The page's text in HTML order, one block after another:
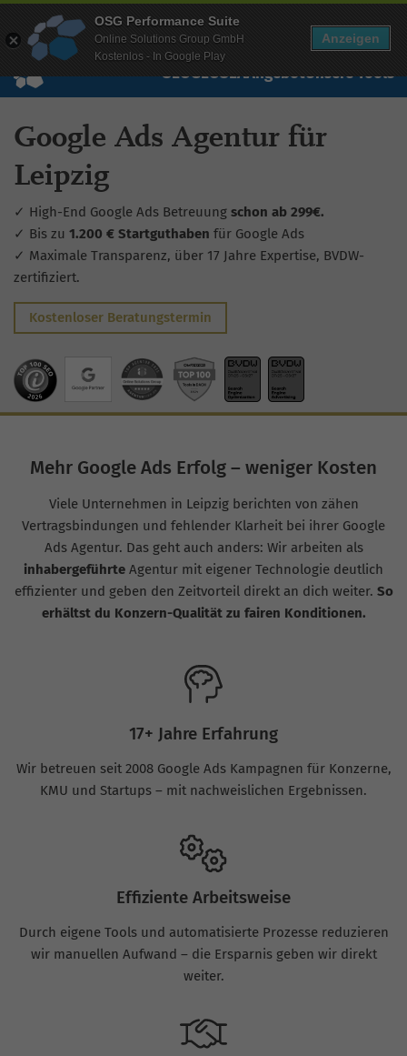
Wissen Free Checks Über uns Free Account
SEOGEOSEAAngebotUnsere Tools
Google Ads Agentur für
Leipzig
✓ High-End Google Ads Betreuung schon ab 299€.
✓ Bis zu 1.200 € Startguthaben für Google Ads
✓ Maximale Transparenz, über 17 Jahre Expertise, BVDW-
zertifiziert.
Kostenloser Beratungstermin
Mehr Google Ads Erfolg – weniger Kosten
Viele Unternehmen in Leipzig berichten von zähen
Vertragsbindungen und fehlender Klarheit bei ihrer Google
Ads Agentur. Das geht auch anders: Wir arbeiten als
inhabergeführte Agentur mit eigener Technologie deutlich
effizienter und geben den Zeitvorteil direkt an dich weiter. So
erhältst du Konzern-Qualität zu fairen Konditionen.
17+ Jahre Erfahrung
Wir betreuen seit 2008 Google Ads Kampagnen für Konzerne,
KMU und Startups – mit nachweislichen Ergebnissen.
Effiziente Arbeitsweise
Durch eigene Tools und automatisierte Prozesse reduzieren
wir manuellen Aufwand – die Ersparnis geben wir direkt
weiter.
OSG Performance Suite
Online Solutions Group GmbH
Kostenlos - In Google Play
Anzeigen